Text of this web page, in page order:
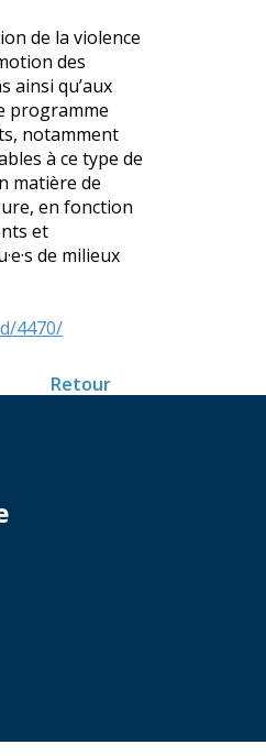
de la violence
des
ainsi qu’aux
programme
notamment
à ce type de
matière de
en fonction
et
de milieux
4470/
Retour